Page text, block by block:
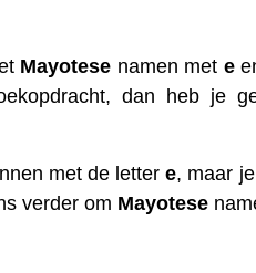
Mayotese namen met e
dan heb je
met de lettere, maar
verder om Mayotese